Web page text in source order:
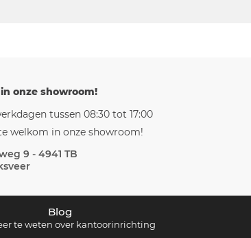
onze showroom!
tussen 08:30 tot 17:00
welkom in onze showroom!
9 - 4941 TB
Blog
te weten over kantoorinrichting